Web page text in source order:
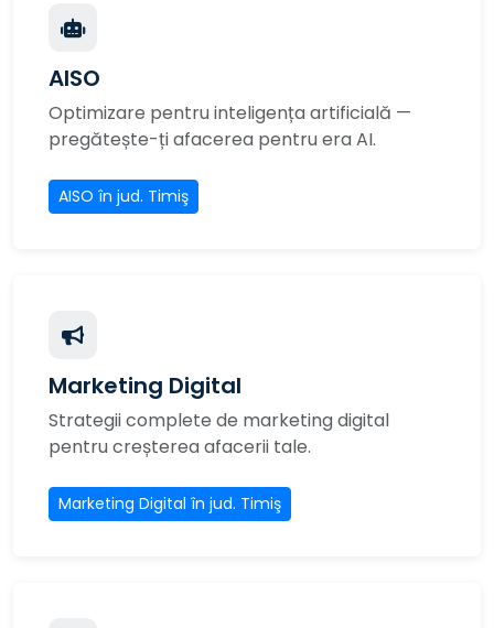
AISO
Optimizare pentru inteligența artificială —
pregătește-ți afacerea pentru era AI.
AISO în jud. Timiş
Marketing Digital
Strategii complete de marketing digital
pentru creșterea afacerii tale.
Marketing Digital în jud. Timiş